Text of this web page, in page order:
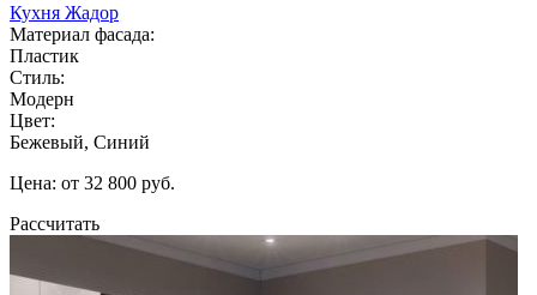
Кухня Жадор
Материал фасада:
Пластик
Стиль:
Модерн
Цвет:
Бежевый, Синий
Цена: от 32 800 руб.
Рассчитать